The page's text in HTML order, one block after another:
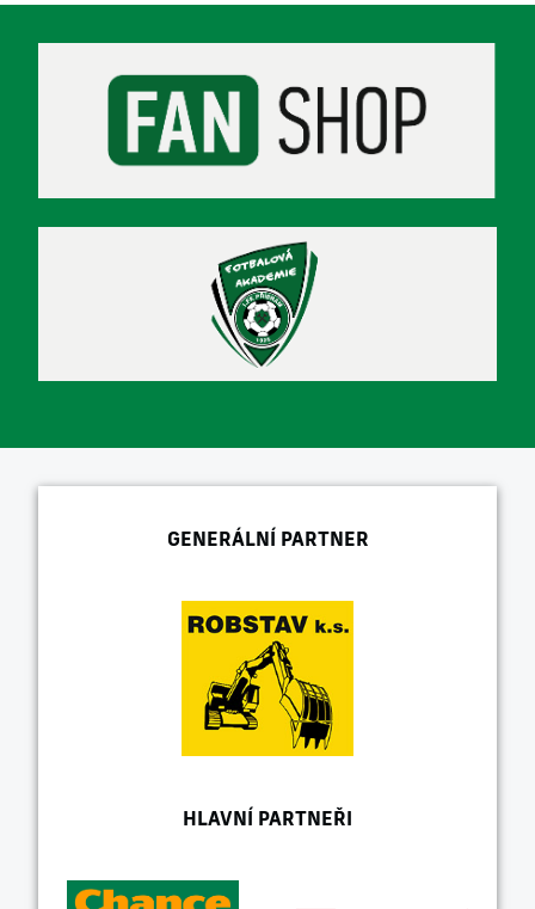
GENERÁLNÍ PARTNER
HLAVNÍ PARTNEŘI